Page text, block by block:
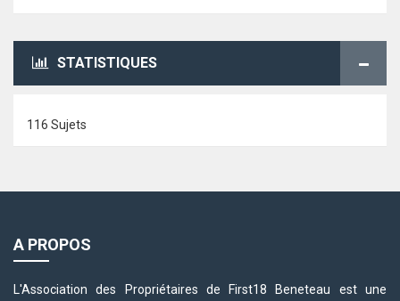
STATISTIQUES
116 Sujets
A PROPOS
L'Association des Propriétaires de First18 Beneteau est une